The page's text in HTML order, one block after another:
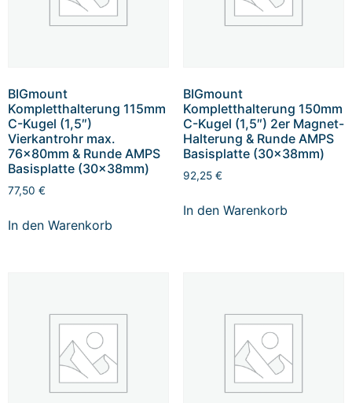
BIGmount
Kompletthalterung 115mm
C-Kugel (1,5″)
Vierkantrohr max.
76x80mm & Runde AMPS
Basisplatte (30x38mm)
77,50 €
In den Warenkorb
BIGmount
Kompletthalterung 150mm
C-Kugel (1,5″) 2er Magnet-
Halterung & Runde AMPS
Basisplatte (30x38mm)
92,25 €
In den Warenkorb